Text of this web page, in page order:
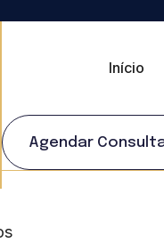
Início
Agendar